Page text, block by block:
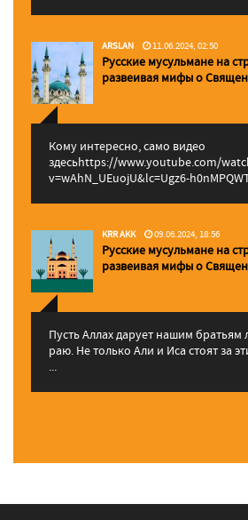
ARSLAN 11.06.2024, 02:50
Русские мусульмане на
pазвеивая мифы о
Кому интересно, само видео
здесьhttps://www.youtube.com/
v=wAhN_UEuojU&lc=Ugz6-
KRR AKK 09.06.2024, 18:56
Русские мусульмане на
pазвеивая мифы о
Пусть Аллах дарует нашим братьям
раю. Не только Али и Иса стоят за